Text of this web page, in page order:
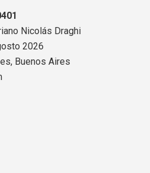
Nicolás Draghi
2026
Buenos Aires